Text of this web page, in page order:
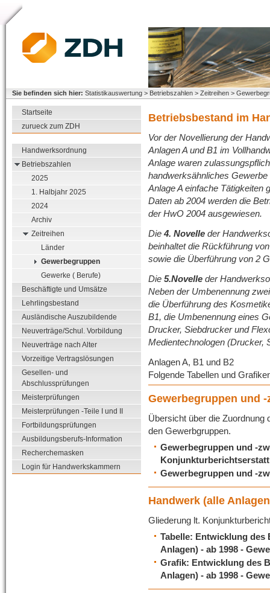
Sie befinden sich hier: Statistikauswertung > Betriebszahlen > Zeitreihen >
Betriebsbestand im
Vor der Novellierung der
Anlagen A und B1 im
Anlage waren
handwerksähnliches
Anlage A einfache Tätigkeiten
Daten ab 2004 werden die
der HwO 2004 ausgewiesen.
Die4. Novelleder
beinhaltet die Rückführung
sowie die Überführung von 2
Die 5.Novelleder
Neben der Umbenennung
die Überführung des
B1, die Umbenennung eines
Drucker, Siebdrucker und
Medientechnologen (Drucker,
Anlagen A, B1 und B2
Folgende Tabellen und
Gewerbegruppen und -
Übersicht über die Zuordnung
den Gewerbgruppen.
Gewerbegruppen und -
Gewerbegruppen und -
Handwerk (alle
Gliederung lt.
Tabelle: Entwicklung des
Anlagen) - ab 1998 -
Grafik: Entwicklung des
Anlagen) - ab 1998 -
Startseite
zurueck zum ZDH
Handwerksordnung
Betriebszahlen
2025
1. Halbjahr 2025
2024
Archiv
Zeitreihen
Länder
Gewerbegruppen
Gewerke ( Berufe)
Beschäftigte und Umsätze
Lehrlingsbestand
Ausländische Auszubildende
Neuverträge/Schul. Vorbildung
Neuverträge nach Alter
Vorzeitige Vertragslösungen
Gesellen- und
Abschlussprüfungen
Meisterprüfungen
Meisterprüfungen -Teile I und II
Fortbildungsprüfungen
Ausbildungsberufs-Information
Recherchemasken
Login für Handwerkskammern